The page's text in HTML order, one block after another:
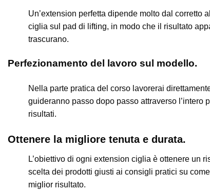
Un’extension perfetta dipende molto dal
ciglia sul pad di lifting, in modo che il risultato
trascurano.
Perfezionamento del lavoro sul modello.
Nella parte pratica del corso lavorerai
guideranno passo dopo passo attraverso
risultati.
Ottenere la migliore tenuta e durata.
L’obiettivo di ogni extension ciglia è ottenere un
scelta dei prodotti giusti ai consigli pratici su
miglior risultato.